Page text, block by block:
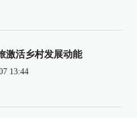
激活乡村发展动能
13:44